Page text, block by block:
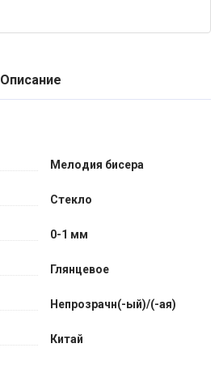
Описание
Мелодия бисера
Стекло
0-1 мм
Глянцевое
Непрозрачн(-ый)/(-ая)
Китай